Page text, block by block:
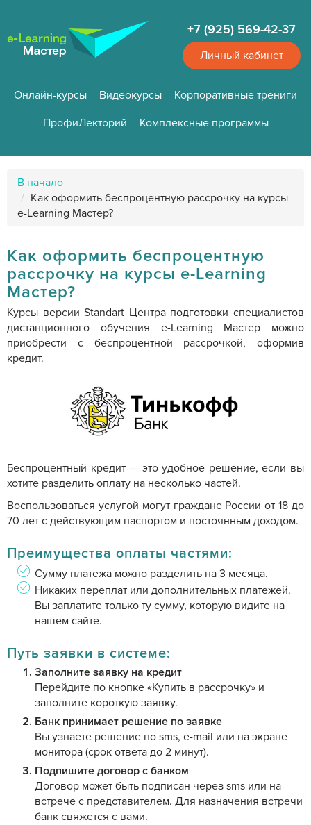
основному
содержанию
+7 (925) 569-42-37
Личный кабинет
Онлайн-курсы Видеокурсы
Корпоративные трениги
ПрофиЛекторий
Комплексные программы
Путь
странице
В начало
Как оформить беспроцентную рассрочку на курсы
e-Learning Мастер?
Как оформить беспроцентную
рассрочку на курсы e-Learning
Мастер?
Курсы версии Standart Центра подготовки специалистов
дистанционного обучения e-Learning Мастер можно
приобрести с беспроцентной рассрочкой, оформив
кредит.
Беспроцентный кредит — это удобное решение, если вы
хотите разделить оплату на несколько частей.
Воспользоваться услугой могут граждане России от 18 до
70 лет с действующим паспортом и постоянным доходом.
Преимущества оплаты частями:
Сумму платежа можно разделить на 3 месяца.
Никаких переплат или дополнительных платежей.
Вы заплатите только ту сумму, которую видите на
нашем сайте.
Путь заявки в системе:
Заполните заявку на кредит
Перейдите по кнопке «Купить в рассрочку» и
заполните короткую заявку.
Банк принимает решение по заявке
Вы узнаете решение по sms, е-mail или на экране
монитора (срок ответа до 2 минут).
Подпишите договор с банком
Договор может быть подписан через sms или на
встрече с представителем. Для назначения встречи
банк свяжется с вами.